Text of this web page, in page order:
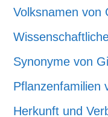
Volksnamen von
Synonyme von
Pflanzenfamilien
Herkunft und